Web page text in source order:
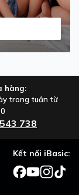
hàng:
trong tuần từ
738
Kết nối iBasic: